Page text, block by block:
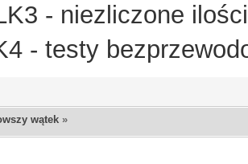
- niezliczone
- testy
wątek »